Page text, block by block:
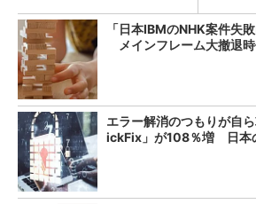
「日本IBMのNHK案件失
メインフレーム大撤退
エラー解消のつもりが自
ickFix」が108％増 日本